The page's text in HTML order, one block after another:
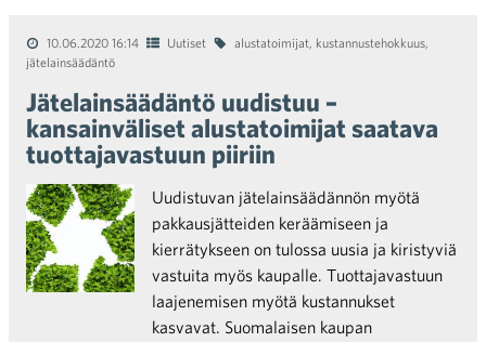
10.06.2020 16:14 Uutiset alustatoimijat, kustannustehokkuus,
jätelainsäädäntö
Jätelainsäädäntö uudistuu –
kansainväliset alustatoimijat saatava
tuottajavastuun piiriin
Uudistuvan jätelainsäädännön myötä
pakkausjätteiden keräämiseen ja
kierrätykseen on tulossa uusia ja kiristyviä
vastuita myös kaupalle. Tuottajavastuun
laajenemisen myötä kustannukset
kasvavat. Suomalaisen kaupan